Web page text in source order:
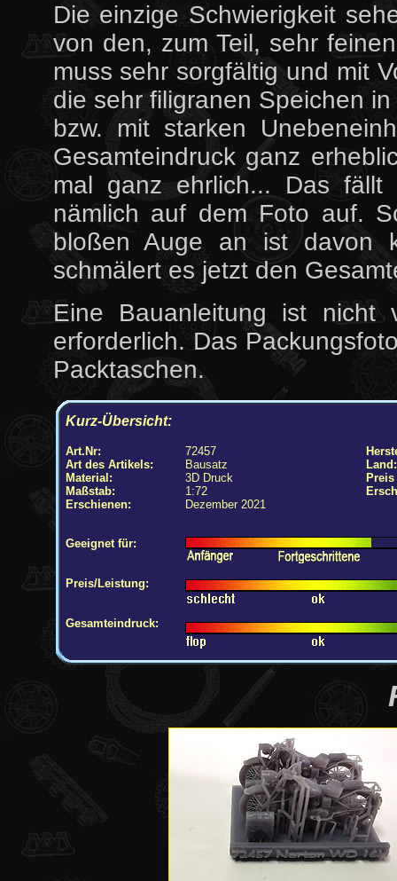
Die einzige Schwierigkeit
von den, zum Teil, sehr
muss sehr sorgfältig und mit
die sehr filigranen Speichen
bzw. mit starken
Gesamteindruck ganz
mal ganz ehrlich... Das fällt
nämlich auf dem Foto auf.
bloßen Auge an ist davon
schmälert es jetzt den
Eine Bauanleitung ist nicht
erforderlich. Das
Packtaschen.
Kurz-Übersicht:
Art.Nr:
Art des Artikels:
Material:
Maßstab:
Erschienen:
72457
Bausatz
3D Druck
1:72
Dezember 2021
Land:
Geeignet für:
Preis/Leistung:
Gesamteindruck: